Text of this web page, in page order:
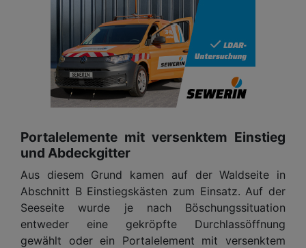
Portalelemente mit versenktem Einstieg
und Abdeckgitter
Aus diesem Grund kamen auf der Waldseite in
Abschnitt B Einstiegskästen zum Einsatz. Auf der
Seeseite wurde je nach Böschungssituation
entweder eine gekröpfte Durchlassöffnung
gewählt oder ein Portalelement mit versenktem